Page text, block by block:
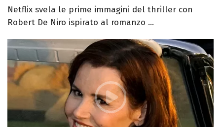
Netflix svela le prime immagini del thriller con
Robert De Niro ispirato al romanzo ...